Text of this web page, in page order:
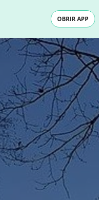
OBRIR APP